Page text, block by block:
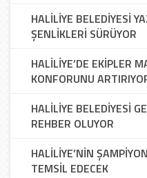
HALİLİYE BELEDİYESİ
ŞENLİKLERİ SÜRÜYOR
HALİLİYE’DE EKİPLER
KONFORUNU
HALİLİYE BELEDİYESİ
REHBER OLUYOR
HALİLİYE’NİN
TEMSİL EDECEK